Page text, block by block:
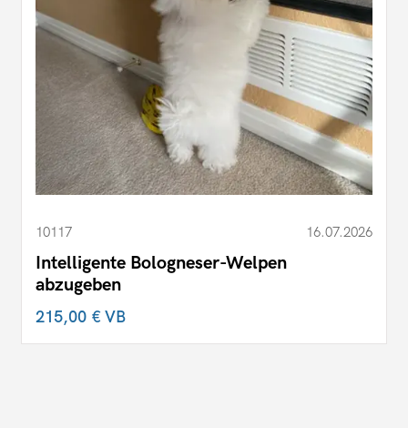
10117 16.07.2026
Intelligente Bologneser-Welpen
abzugeben
215,00 €VB